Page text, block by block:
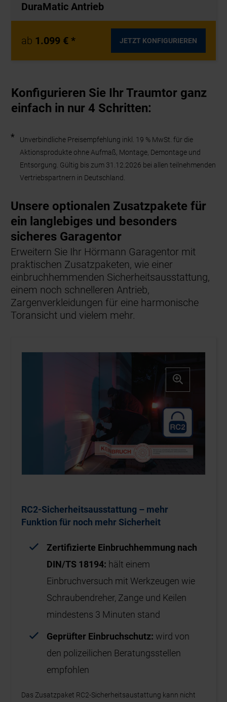
DuraMatic Antrieb
ab 1.099 € * JETZT KONFIGURIEREN
Konfigurieren Sie Ihr Traumtor ganz
einfach in nur 4 Schritten:
*
Unverbindliche Preisempfehlung inkl. 19 % MwSt. für die
Aktionsprodukte ohne Aufmaß, Montage, Demontage und
Entsorgung. Gültig bis zum 31.12.2026 bei allen teilnehmenden
Vertriebspartnern in Deutschland.
Unsere optionalen Zusatzpakete für
ein langlebiges und besonders
sicheres Garagentor
Erweitern Sie Ihr Hörmann Garagentor mit
praktischen Zusatzpaketen, wie einer
einbruchhemmenden Sicherheitsausstattung,
einem noch schnelleren Antrieb,
Zargenverkleidungen für eine harmonische
Toransicht und vielem mehr.